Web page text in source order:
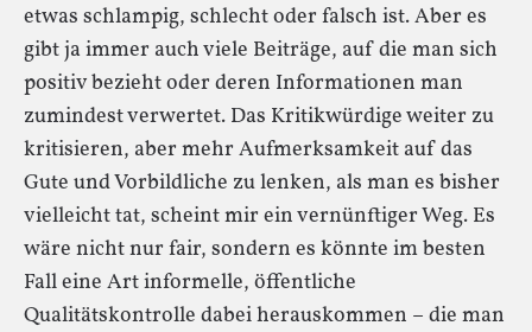
etwas schlampig, schlecht oder falsch ist. Aber es
gibt ja immer auch viele Beiträge, auf die man sich
positiv bezieht oder deren Informationen man
zumindest verwertet. Das Kritikwürdige weiter zu
kritisieren, aber mehr Aufmerksamkeit auf das
Gute und Vorbildliche zu lenken, als man es bisher
vielleicht tat, scheint mir ein vernünftiger Weg. Es
wäre nicht nur fair, sondern es könnte im besten
Fall eine Art informelle, öffentliche
Qualitätskontrolle dabei herauskommen – die man